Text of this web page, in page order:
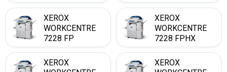
XEROX
WORKCENTRE
7228 FP
XEROX
WORKCENTRE
7228 FPHX
XEROX
XEROX